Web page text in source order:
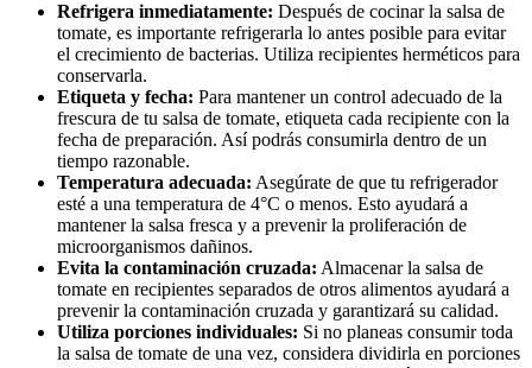
Refrigera inmediatamente: Después de cocinar la salsa de
tomate, es importante refrigerarla lo antes posible para evitar
el crecimiento de bacterias. Utiliza recipientes herméticos para
conservarla.
Etiqueta y fecha: Para mantener un control adecuado de la
frescura de tu salsa de tomate, etiqueta cada recipiente con la
fecha de preparación. Así podrás consumirla dentro de un
tiempo razonable.
Temperatura adecuada: Asegúrate de que tu refrigerador
esté a una temperatura de 4°C o menos. Esto ayudará a
mantener la salsa fresca y a prevenir la proliferación de
microorganismos dañinos.
Evita la contaminación cruzada: Almacenar la salsa de
tomate en recipientes separados de otros alimentos ayudará a
prevenir la contaminación cruzada y garantizará su calidad.
Utiliza porciones individuales: Si no planeas consumir toda
la salsa de tomate de una vez, considera dividirla en porciones